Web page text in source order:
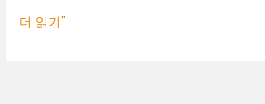
보
더 읽기"